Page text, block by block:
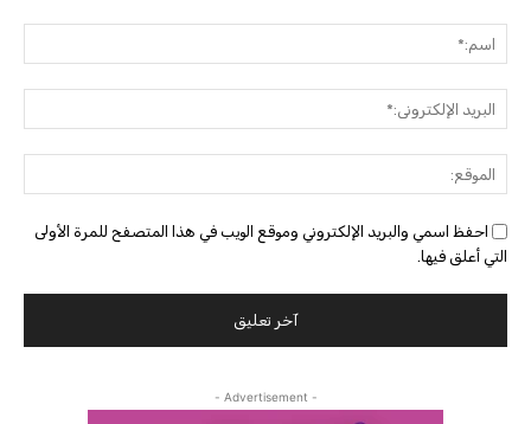
احفظ اسمي والبريد الإلكتروني وموقع الويب في هذا المتصفح للمرة الأولى
التي أعلق فيها.
- Advertisement -